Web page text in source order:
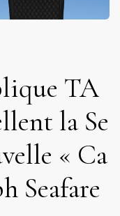
TA
la Se
« Ca
Seafare